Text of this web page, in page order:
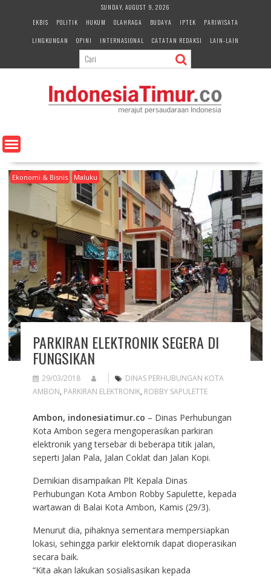
e
n
SUNDAY, AUGUST 9, 2026
EKBIS
POLITIK HUKUM OLAHRAGA BUDAYA IPTEK
PARIWISATA
LINGKUNGAN
OPINI INTERNASIONAL CATATAN REDAKSI LAIN-LAIN
Ekonomi & Bisnis Maluku
PARKIRAN ELEKTRONIK SEGERA DI
FUNGSIKAN
29/03/2018
DINAS PERHUBUNGAN KOTA
AMBON, PARKIRAN ELEKTRONIK, ROBBY SAPULETTE
Ambon, indonesiatimur.co – Dinas Perhubungan
Kota Ambon segera mengoperasikan parkiran
elektronik yang tersebar di beberapa titik jalan,
seperti Jalan Pala, Jalan Coklat dan Jalan Kopi.
Demikian disampaikan Plt Kepala Dinas
Perhubungan Kota Ambon Robby Sapulette, kepada
wartawan di Balai Kota Ambon, Kamis (29/3).
Menurut dia, pihaknya sementara mempersiapkan
lokasi, sehingga parkir elektornik dapat dioperasikan
secara baik.
“Kita akan lakukan sosialisasikan kepada